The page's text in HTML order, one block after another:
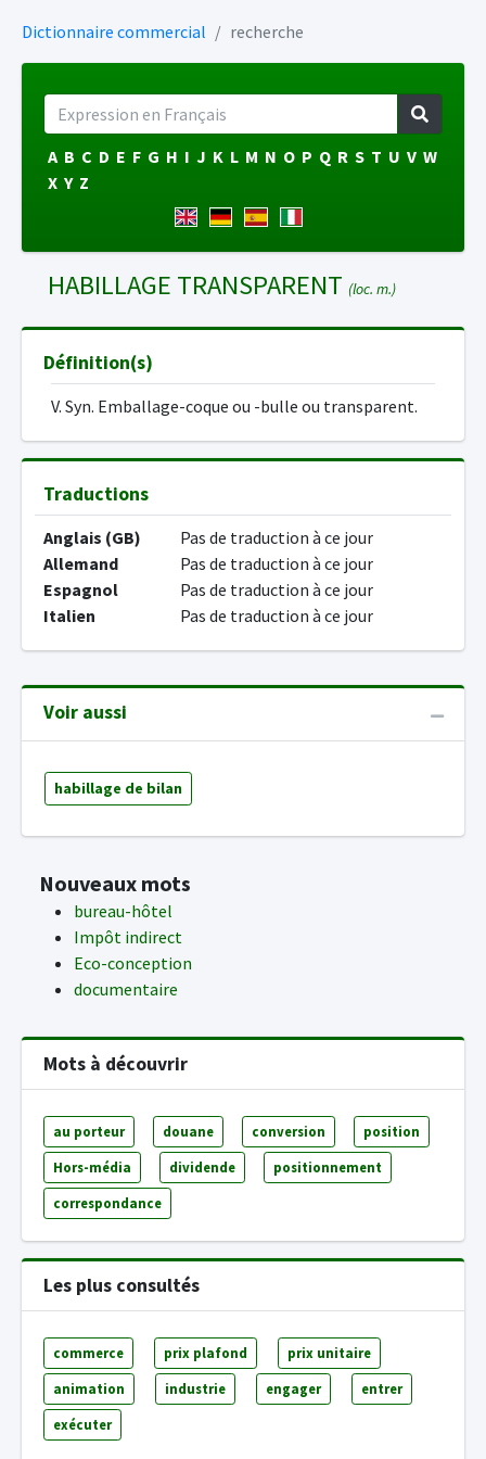
Dictionnaire commercial recherche
A B C D E F G H I J K L M N O P Q R S T U V W
X Y Z
HABILLAGE TRANSPARENT (loc. m.)
Définition(s)
V. Syn. Emballage-coque ou -bulle ou transparent.
Traductions
Anglais (GB)
Pas de traduction à ce jour
Allemand
Pas de traduction à ce jour
Espagnol
Pas de traduction à ce jour
Italien
Pas de traduction à ce jour
Voir aussi
habillage de bilan
Nouveaux mots
bureau-hôtel
Impôt indirect
Eco-conception
documentaire
Mots à découvrir
au porteur douane conversion position
Hors-média dividende positionnement
correspondance
Les plus consultés
commerce prix plafond prix unitaire
animation industrie engager entrer
exécuter